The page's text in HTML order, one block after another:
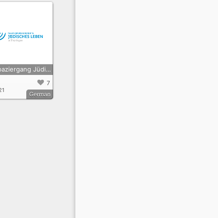
Hörspaziergang Jüdisches Leben und jüdische Geschichte in Gera
7
German